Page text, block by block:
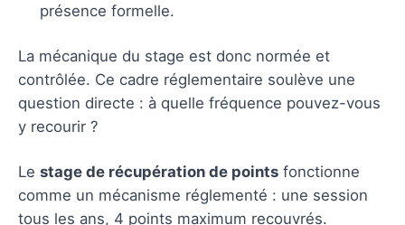
présence formelle.
La mécanique du stage est donc normée et
contrôlée. Ce cadre réglementaire soulève une
question directe : à quelle fréquence pouvez-vous
y recourir ?
Le stage de récupération de points fonctionne
comme un mécanisme réglementé : une session
tous les ans, 4 points maximum recouvrés.